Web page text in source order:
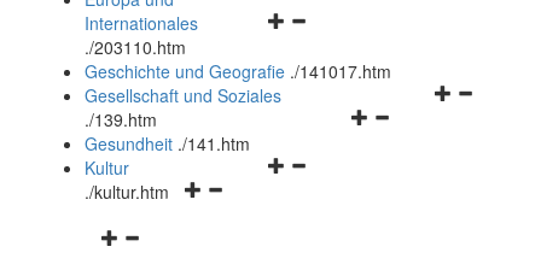
Navigationsmenü
und
schließen
Internationales
./203110.htm
Geschichte und Geografie ./141017.htm
Navigationsmenü
Gesellschaft und Soziales
./139.htm
Navigationsmenü
Gesundheit ./141.htm
Navigationsmenü
Kultur
./kultur.htm
Navigationsmenü